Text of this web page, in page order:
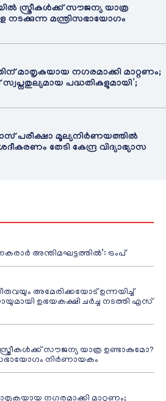
സ്ത്രീകൾക്ക് സൗജന്യ യാത്ര
നടക്കുന്ന മന്ത്രിസഭായോഗം
മാതൃകയായ നഗരമാക്കി മാറ്റണം;
പദ്ധതികളുമായി’;
പരീക്ഷാ മൂല്യനിർണയത്തിൽ
തേടി കേന്ദ്ര വിദ്യാഭ്യാസ
അന്തിമഘട്ടത്തിൽ‌’: ട്രംപ്
അമേരിക്കയോട് ഉന്നയിച്ച്
ഉഭയകക്ഷി ചർച്ച നടത്തി എസ്
സൗജന്യ യാത്ര ഉണ്ടാകുമോ?
നിർണായകം
നഗരമാക്കി മാറ്റണം;